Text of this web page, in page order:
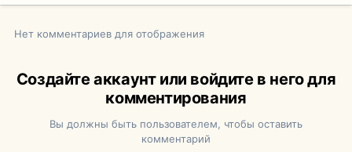
Нет комментариев для отображения
Создайте аккаунт или войдите в него для
комментирования
Вы должны быть пользователем, чтобы оставить
комментарий